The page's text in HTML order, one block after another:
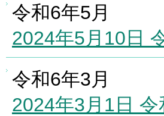
令和6年5月
2024年5月10日
令和6年3月
2024年3月1日